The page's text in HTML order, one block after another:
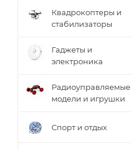
Квадрокоптеры и
стабилизаторы
Гаджеты и
электроника
Радиоуправляемые
модели и игрушки
Спорт и отдых